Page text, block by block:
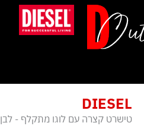
לתוכן
DIESEL
טישרט קצרה עם לוגו מתקלף - לבן